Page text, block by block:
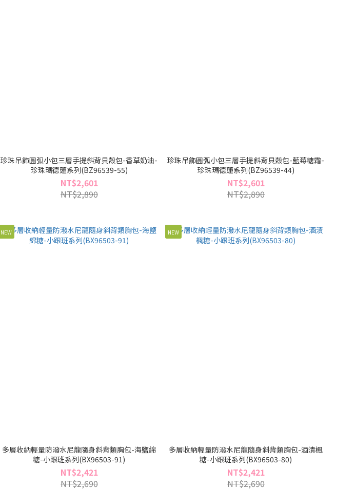
珍珠吊飾圓弧小包三層手提斜背貝殼包-香草奶油-
珍珠瑪德蓮系列(BZ96539-55)
NT$2,601
NT$2,890
珍珠吊飾圓弧小包三層手提斜背貝殼包-藍莓糖霜-
珍珠瑪德蓮系列(BZ96539-44)
NT$2,601
NT$2,890
NEW
多層收納輕量防潑水尼龍隨身斜背類胸包-海鹽綿
糖-小跟班系列(BX96503-91)
NT$2,421
NT$2,690
NEW
多層收納輕量防潑水尼龍隨身斜背類胸包-酒漬楓
糖-小跟班系列(BX96503-80)
NT$2,421
NT$2,690